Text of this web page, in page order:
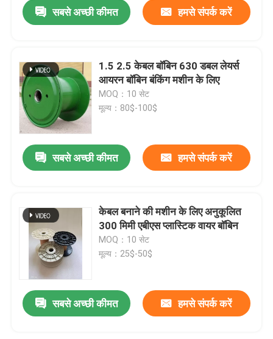
सबसे अच्छी कीमत हमसे संपर्क करें
1.5 2.5 केबल बॉबिन 630 डबल लेयर्स
आयरन बॉबिन बंकिंग मशीन के लिए
MOQ：10 सेट
मूल्य：80$-100$
सबसे अच्छी कीमत हमसे संपर्क करें
केबल बनाने की मशीन के लिए अनुकूलित
300 मिमी एबीएस प्लास्टिक वायर बॉबिन
MOQ：10 सेट
मूल्य：25$-50$
सबसे अच्छी कीमत हमसे संपर्क करें